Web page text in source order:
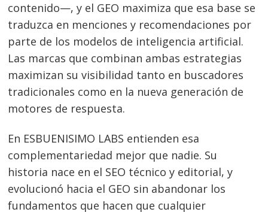
contenido—, y el GEO maximiza que esa base se
traduzca en menciones y recomendaciones por
parte de los modelos de inteligencia artificial.
Las marcas que combinan ambas estrategias
maximizan su visibilidad tanto en buscadores
tradicionales como en la nueva generación de
motores de respuesta.
En ESBUENISIMO LABS entienden esa
complementariedad mejor que nadie. Su
historia nace en el SEO técnico y editorial, y
evolucionó hacia el GEO sin abandonar los
fundamentos que hacen que cualquier